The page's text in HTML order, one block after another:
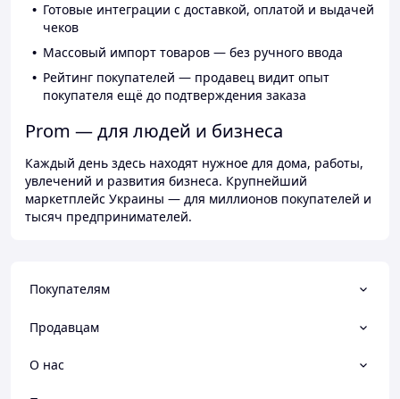
Готовые интеграции с доставкой, оплатой и выдачей
чеков
Массовый импорт товаров — без ручного ввода
Рейтинг покупателей — продавец видит опыт
покупателя ещё до подтверждения заказа
Prom — для людей и бизнеса
Каждый день здесь находят нужное для дома, работы,
увлечений и развития бизнеса. Крупнейший
маркетплейс Украины — для миллионов покупателей и
тысяч предпринимателей.
Покупателям
Продавцам
О нас